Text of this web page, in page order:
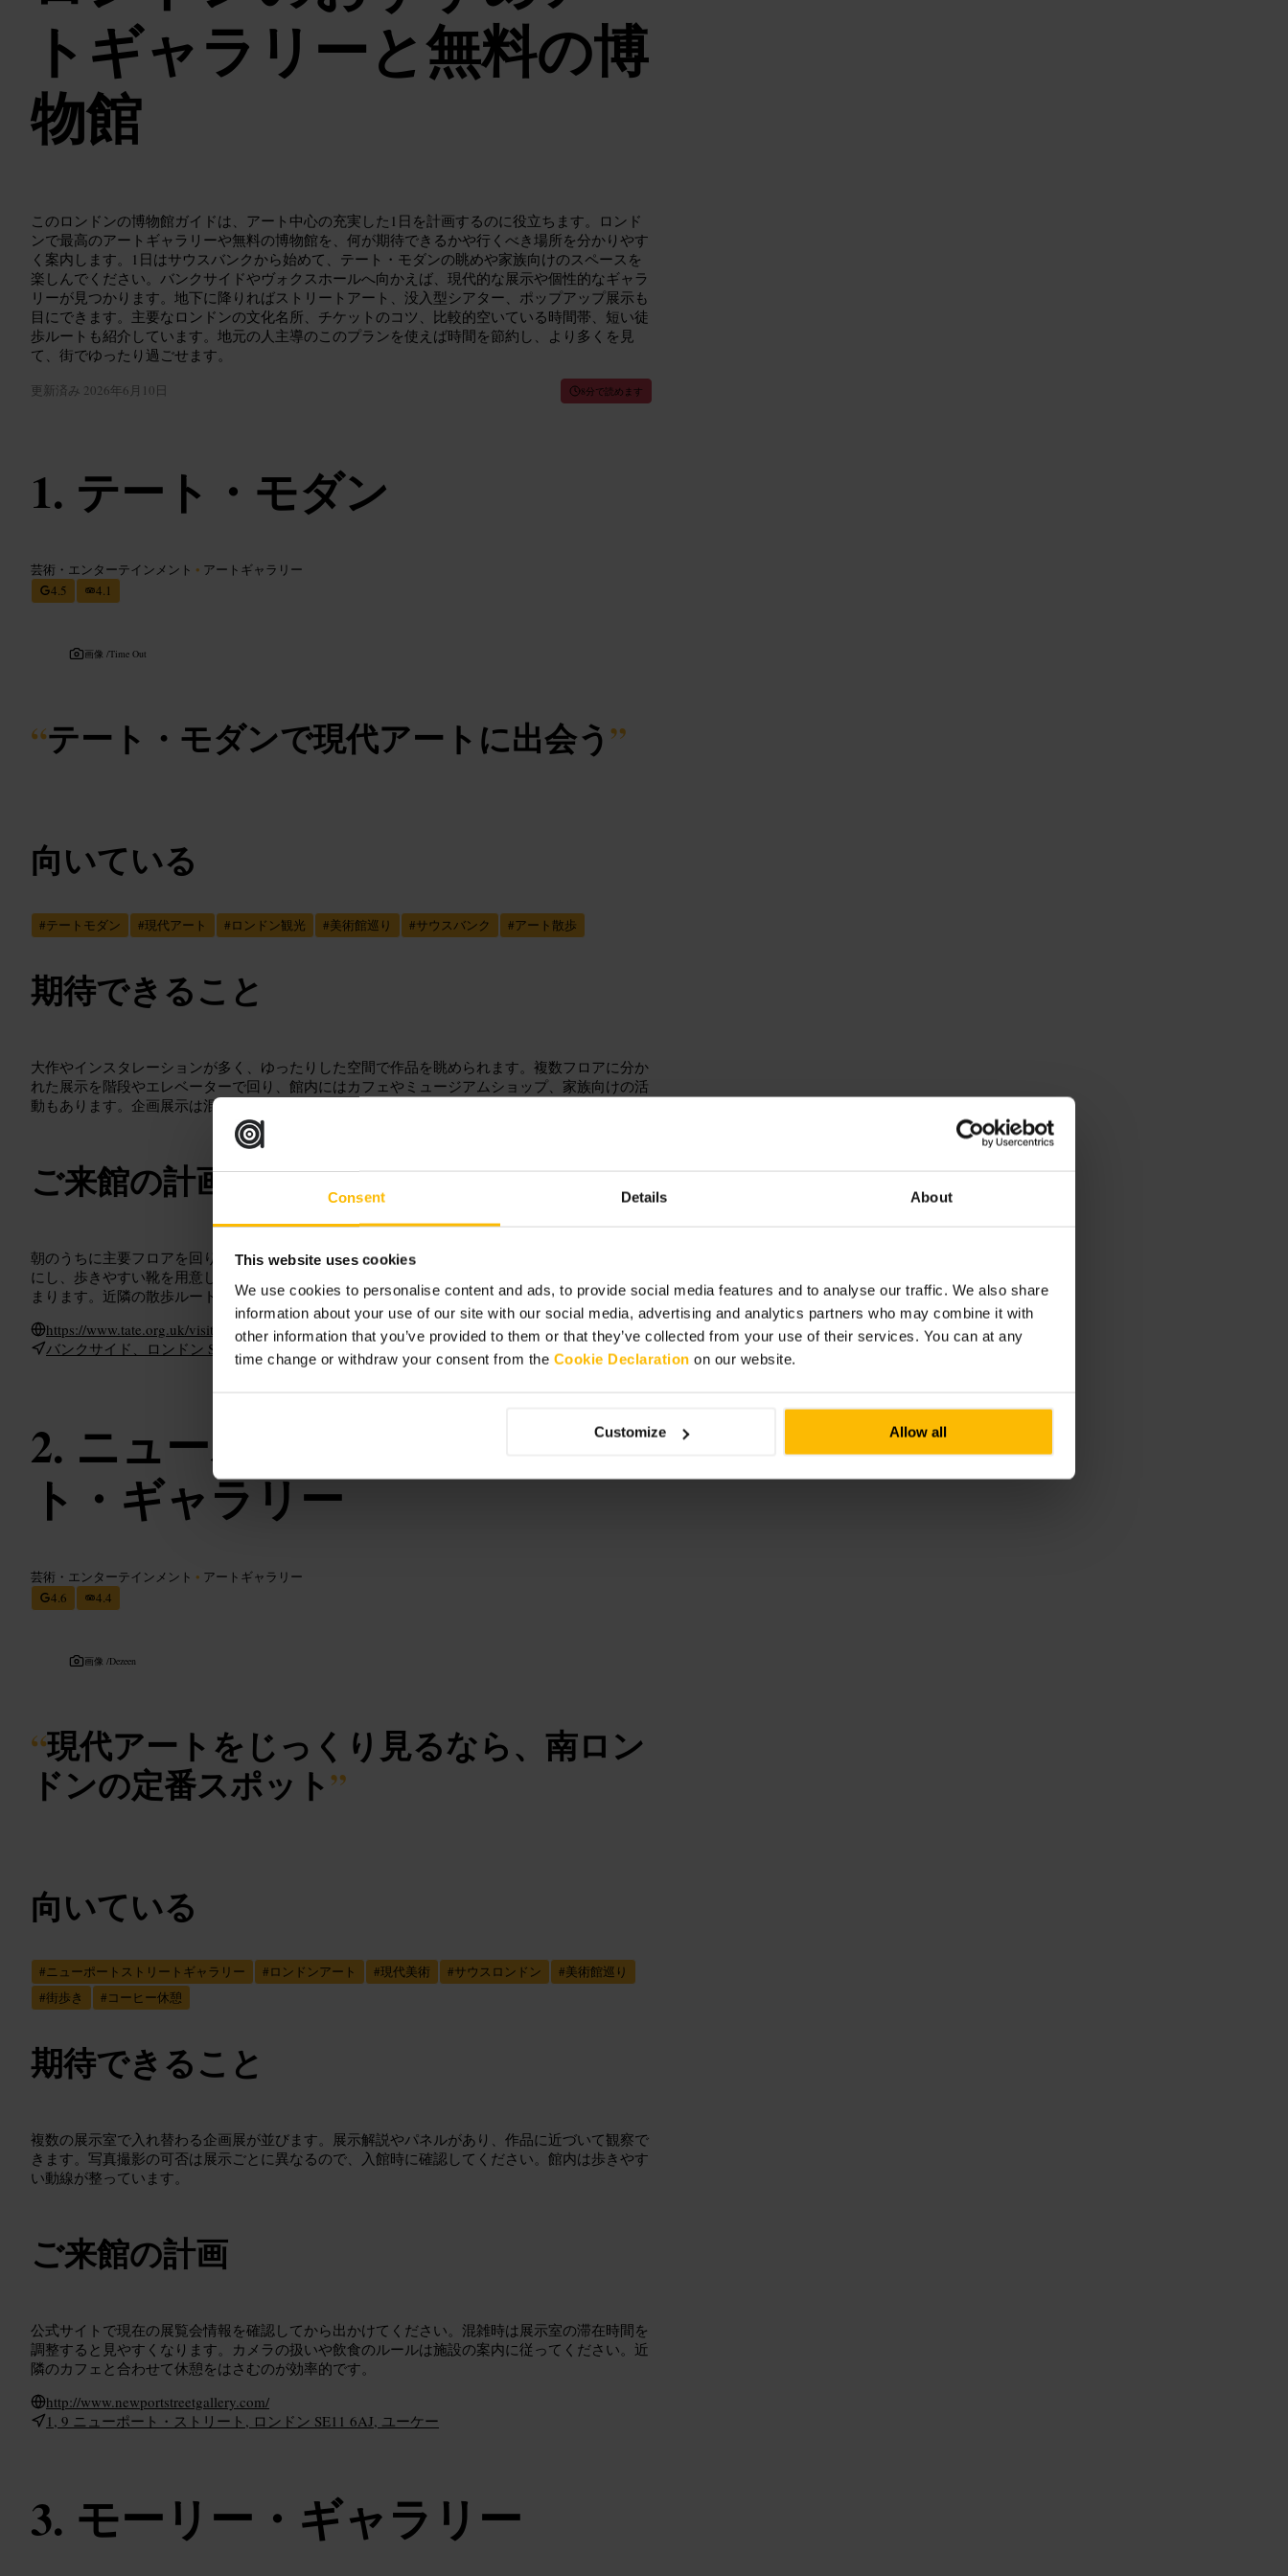
Consent Details About
This website uses cookies
We use cookies to personalise content and ads, to provide social media features and to analyse our traffic. We also share
information about your use of our site with our social media, advertising and analytics partners who may combine it with
other information that you’ve provided to them or that they’ve collected from your use of their services. You can at any
time change or withdraw your consent from the Cookie Declaration on our website.
Customize Allow all
トギャラリーと無料の博
物館
このロンドンの博物館ガイドは、アート中心の充実した1日を計画するのに役立ちます。ロンド
ンで最高のアートギャラリーや無料の博物館を、何が期待できるかや行くべき場所を分かりやす
く案内します。1日はサウスバンクから始めて、テート・モダンの眺めや家族向けのスペースを
楽しんでください。バンクサイドやヴォクスホールへ向かえば、現代的な展示や個性的なギャラ
リーが見つかります。地下に降りればストリートアート、没入型シアター、ポップアップ展示も
目にできます。主要なロンドンの文化名所、チケットのコツ、比較的空いている時間帯、短い徒
歩ルートも紹介しています。地元の人主導のこのプランを使えば時間を節約し、より多くを見
て、街でゆったり過ごせます。
更新済み 2026年6月10日 8分で読めます
テート・モダン
芸術・エンターテインメント • アートギャラリー
4.5
4.1
画像 /Time Out
“テート・モダンで現代アートに出会う”
向いている
#テートモダン #現代アート #ロンドン観光 #美術館巡り #サウスバンク #アート散歩
期待できること
大作やインスタレーションが多く、ゆったりした空間で作品を眺められます。複数フロアに分か
れた展示を階段やエレベーターで回り、館内にはカフェやミュージアムショップ、家族向けの活
動もあります。企画展示は混雑することがあるので展示ごとの案内を確認してください。
ご来館の計画
朝のうちに主要フロアを回り、午後は特集展示やカフェで休むと無理がありません。荷物は軽め
にし、歩きやすい靴を用意してください。音声ガイドや館内ガイドを活用すると展示の理解が深
まります。近隣の散歩ルートと合わせると一日が充実します。
https://www.tate.org.uk/visit/tate-modern
バンクサイド、ロンドン SE1 9TG、イギリス
ニューポート・ストリー
ト・ギャラリー
芸術・エンターテインメント • アートギャラリー
4.6
4.4
画像 /Dezeen
“現代アートをじっくり見るなら、南ロン
ドンの定番スポット”
向いている
#ニューポートストリートギャラリー #ロンドンアート #現代美術 #サウスロンドン #美術館巡り
#街歩き #コーヒー休憩
期待できること
複数の展示室で入れ替わる企画展が並びます。展示解説やパネルがあり、作品に近づいて観察で
きます。写真撮影の可否は展示ごとに異なるので、入館時に確認してください。館内は歩きやす
い動線が整っています。
ご来館の計画
公式サイトで現在の展覧会情報を確認してから出かけてください。混雑時は展示室の滞在時間を
調整すると見やすくなります。カメラの扱いや飲食のルールは施設の案内に従ってください。近
隣のカフェと合わせて休憩をはさむのが効率的です。
http://www.newportstreetgallery.com/
1, 9 ニューポート・ストリート, ロンドン SE11 6AJ, ユーケー
モーリー・ギャラリー